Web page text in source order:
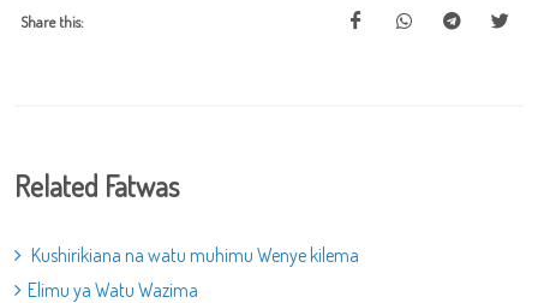
Share this:
Related Fatwas
Kushirikiana na watu muhimu Wenye kilema
Elimu ya Watu Wazima